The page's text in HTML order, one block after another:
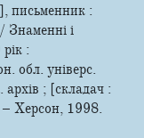
письменник :
і
:
обл. універс.
; [складач :
Херсон, 1998.